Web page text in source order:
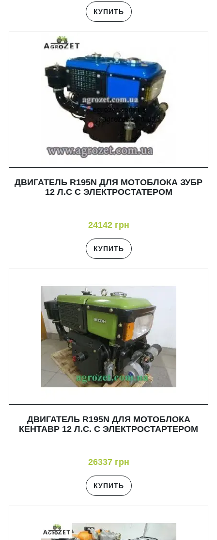
КУПИТЬ
ДВИГАТЕЛЬ R195N ДЛЯ МОТОБЛОКА ЗУБР
12 Л.С С ЭЛЕКТРОСТАТЕРОМ
24142 грн
КУПИТЬ
ДВИГАТЕЛЬ R195N ДЛЯ МОТОБЛОКА
КЕНТАВР 12 Л.С. С ЭЛЕКТРОСТАРТЕРОМ
26337 грн
КУПИТЬ